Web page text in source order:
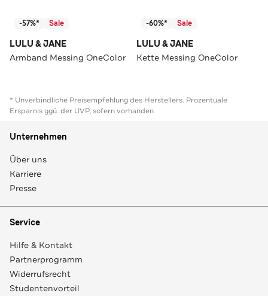
-57%* Sale
LULU & JANE
Armband Messing OneColor
-60%* Sale
LULU & JANE
Kette Messing OneColor
* Unverbindliche Preisempfehlung des Herstellers. Prozentuale
Ersparnis ggü. der UVP, sofern vorhanden
Unternehmen
Über uns
Karriere
Presse
Service
Hilfe & Kontakt
Partnerprogramm
Widerrufsrecht
Studentenvorteil